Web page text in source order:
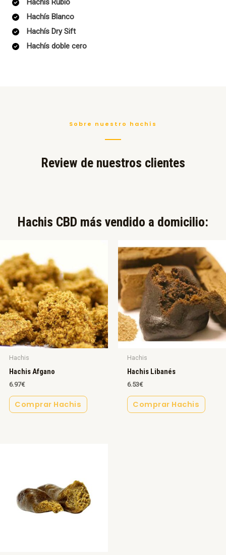
Hachís Rubio
Hachís Blanco
Hachís Dry Sift
Hachís doble cero
Sobre nuestro hachís
Review de nuestros clientes
Hachis CBD más vendido a domicilio:​
Hachis
Hachis Afgano
6.97€
Comprar Hachis
Hachis
Hachis Libanés
6.53€
Comprar Hachis